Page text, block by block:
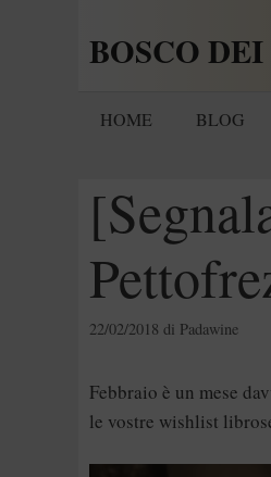
BOSCO
HOME BLOG
22/02/2018 di Padawine
Febbraio è un mese
le vostre wishlist